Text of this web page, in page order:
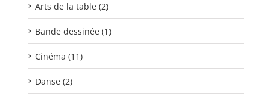
Arts de la table (2)
Bande dessinée (1)
Cinéma (11)
Danse (2)